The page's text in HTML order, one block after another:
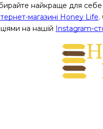
найкраще для себе
магазині Honey Life.
на нашій Instagram-